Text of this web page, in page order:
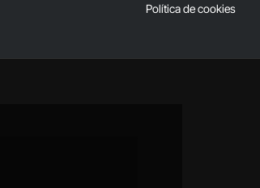
Política de cookies